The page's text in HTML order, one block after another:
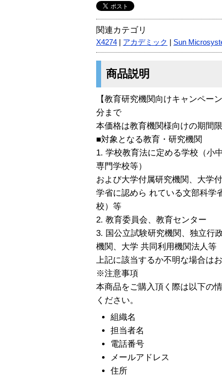
関連カテゴリ
X4274 アカデミック Sun
商品説明
【教育研究機関向けキャンペー
分まで
本価格は教育機関様向けの期間
■対象となる教育・研究機関
1. 学校教育法に定める学校（小
専門学校等）
および大学付属研究機関、大学
学省に認めら れている文部科学
校）等
2. 教育委員会、教育センター
3. 国公立試験研究機関、独立行
機関、大学 共同利用機関法人等
上記に該当するか不明な場合は
※注意事項
本商品をご購入頂く際は以下の
ください。
組織名
担当者名
電話番号
メールアドレス
住所